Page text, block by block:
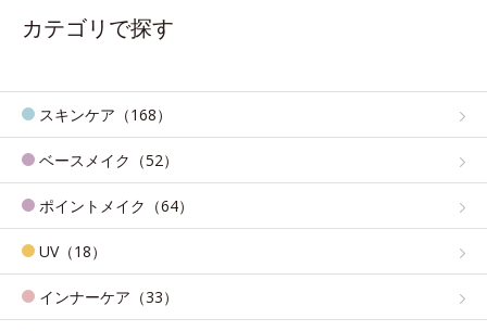
カテゴリで探す
スキンケア（168）
ベースメイク（52）
ポイントメイク（64）
UV（18）
インナーケア（33）